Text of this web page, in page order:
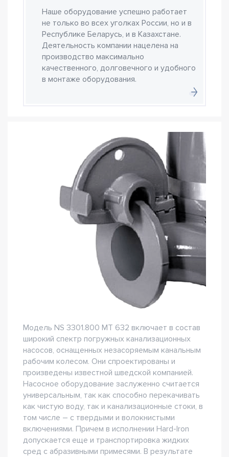
Наше оборудование успешно работает
не только во всех уголках России, но и в
Республике Беларусь, и в Казахстане.
Деятельность компании нацелена на
производство максимально
качественного, долговечного и удобного
в монтаже оборудования.
Модель NS 3301.800 MT 632 включает в состав
широкий спектр погружных канализационных
насосов, оснащенных незасоряемым канальным
рабочим колесом. Они спроектированы и
произведены известной шведской компанией.
Насосное оборудование заслуженно считается
универсальным, так как способно перекачивать
как чистую воду, так и канализационные стоки, в
том числе – с твердыми и волокнистыми
включениями. Причем в исполнении Hard-Iron
допускается еще и транспортировка жидких
сред с абразивными примесями. В результате